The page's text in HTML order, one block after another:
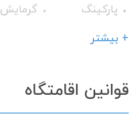
پارکینگ
گرمایش
تلویزیون
تخت و سرویس خواب
+ بیشتر
قوانین اقامتگاه